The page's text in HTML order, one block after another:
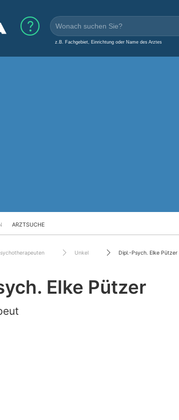
z.B. Fachgebiet, Einrichtung oder Name des Arztes
ARZTSUCHE
Unkel Dipl.-Psych. Elke Pützer
Elke Pützer